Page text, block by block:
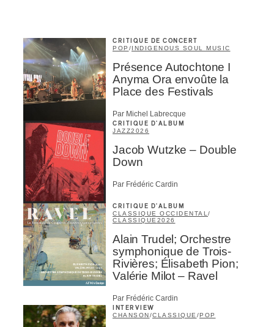
CRITIQUE DE CONCERT
POP /INDIGENOUS SOUL MUSIC
Présence Autochtone I
Anyma Ora envoûte la
Place des Festivals
Par Michel Labrecque
CRITIQUE D'ALBUM
JAZZ2026
Jacob Wutzke – Double
Down
Par Frédéric Cardin
CRITIQUE D'ALBUM
CLASSIQUE OCCIDENTAL /
CLASSIQUE 2026
Alain Trudel; Orchestre
symphonique de Trois-
Rivières; Élisabeth Pion;
Valérie Milot – Ravel
Par Frédéric Cardin
INTERVIEW
CHANSON /CLASSIQUE/POP